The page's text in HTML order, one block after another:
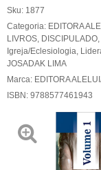
Sku: 1877
Categoria: EDITORA
LIVROS DISCIPULADO
Igreja/Eclesiologia
JOSADAK LIMA
Marca: EDITORA
ISBN: 9788577461943